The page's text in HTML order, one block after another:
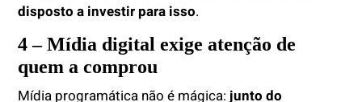
disposto a investir para isso.
4 – Mídia digital exige atenção de
quem a comprou
Mídia programática não é mágica: junto do